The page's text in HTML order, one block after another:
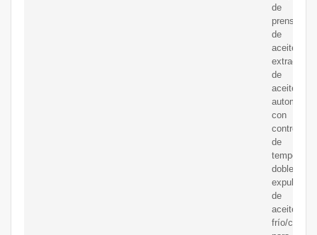
de
prensa
de
aceite,
extractor
de
aceite
automático
con
control
de
doble,
expulsor
de
aceite
frío/